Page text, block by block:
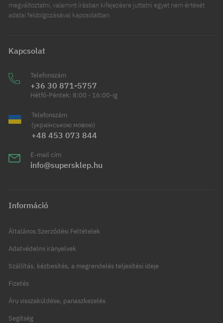
megváltoztatni, valamint írásban kifejezésre juttatni egyet nem értését
adatai feldolgozásával kapcsolatban.
Kapcsolat
Telefonszám
+36 30 871-5757
Hétfő-Péntek: 8:00 - 16:00-ig
Telefonszám
(українською мовою)
+48 453 073 844
E-mail cím
info@supersklep.hu
Információ
Általános Szerződési Feltételek
Adatvédelmi irányelvek
Szállítás, kézbesítés, a megrendelés teljesítési ideje
Fizetés
Áru visszaküldése, panaszkezelés
Segítség